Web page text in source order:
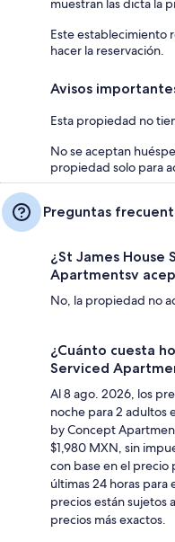
muestran las dicta la
Este establecimiento
hacer la reservación.
Avisos
Esta propiedad no
No se aceptan
propiedad solo para
Preguntas
¿St James
Apartmentsv
No, la propiedad no
¿Cuánto cuesta
Serviced
Al 8 ago. 2026, los
noche para 2 adultos
by Concept
$1,980 MXN, sin
con base en el precio
últimas 24 horas para
precios están sujetos
precios más exactos.